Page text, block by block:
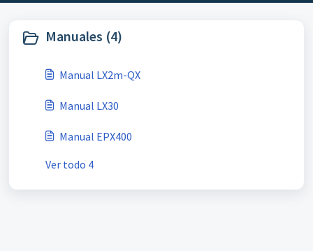
Manuales (4)
Manual LX2m-QX
Manual LX30
Manual EPX400
Ver todo 4